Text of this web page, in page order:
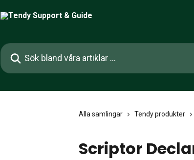
Sök bland våra artiklar …
Alla samlingar Tendy produkter
Scriptor